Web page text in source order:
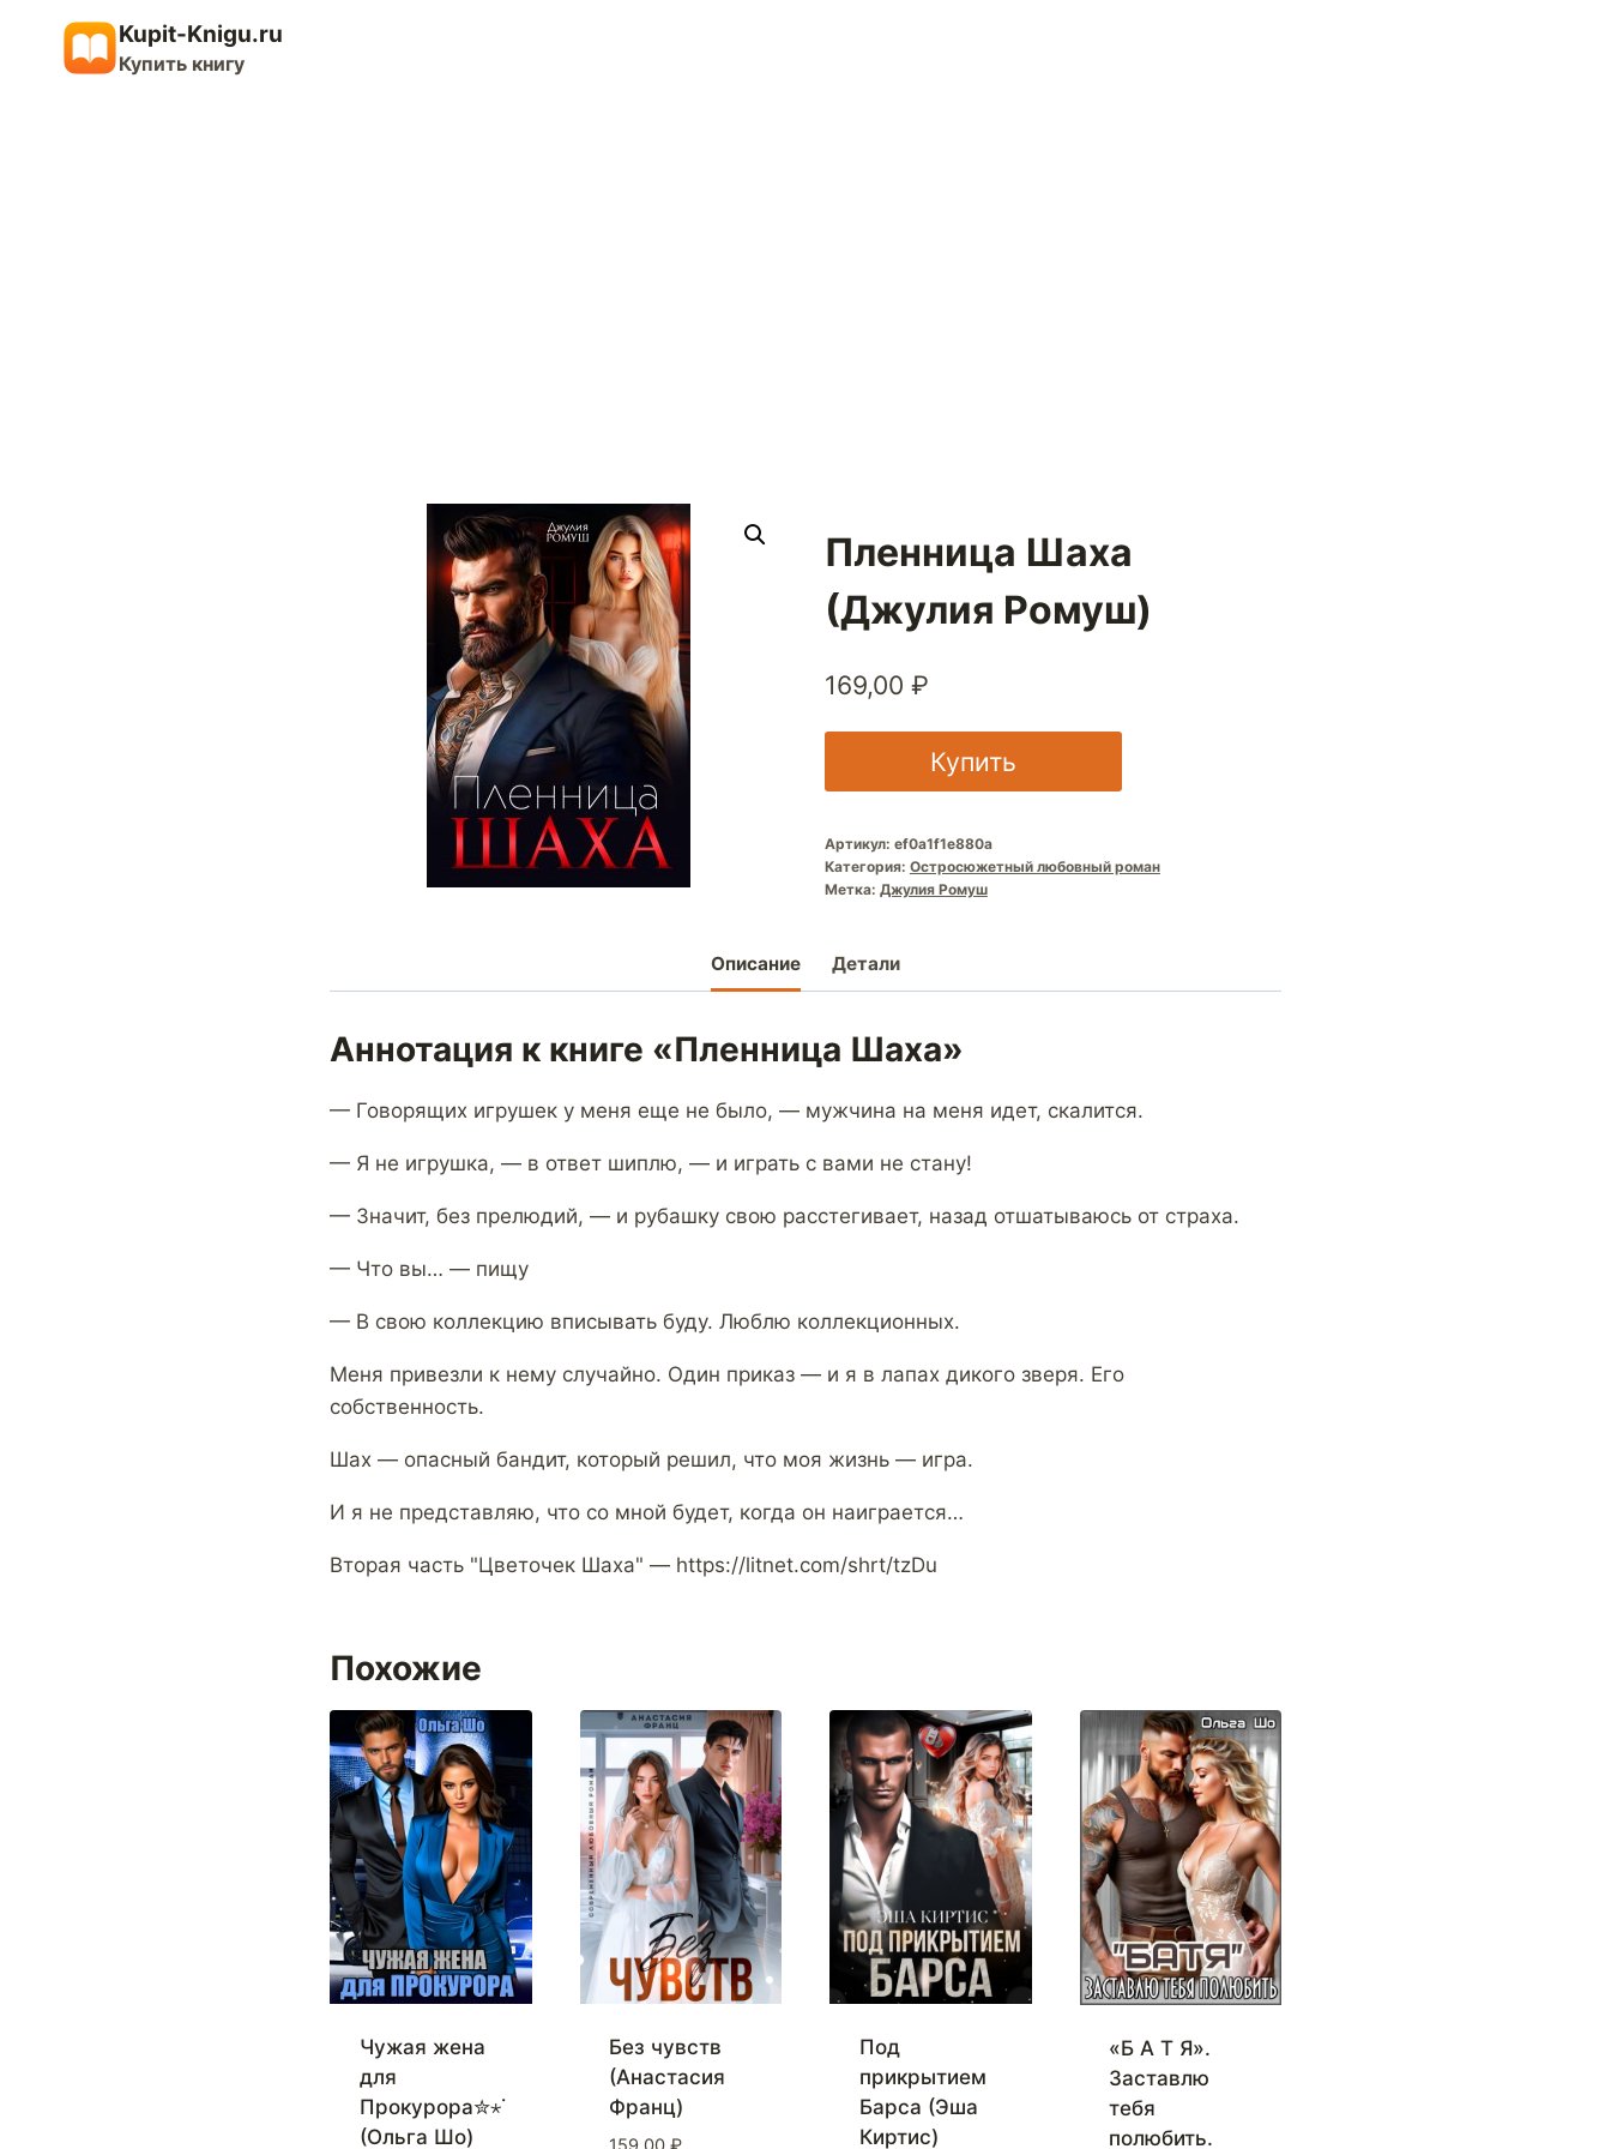
содержимому
Kupit-Knigu.ru
Купить книгу
Пленница Шаха
(Джулия Ромуш)
169,00 ₽
Купить
Артикул: ef0a1f1e880a
Категория: Остросюжетный любовный роман
Метка: Джулия Ромуш
Описание Детали
Аннотация к книге «Пленница Шаха»
— Говорящих игрушек у меня еще не было, — мужчина на меня идет, скалится.
— Я не игрушка, — в ответ шиплю, — и играть с вами не стану!
— Значит, без прелюдий, — и рубашку свою расстегивает, назад отшатываюсь от страха.
— Что вы… — пищу
— В свою коллекцию вписывать буду. Люблю коллекционных.
Меня привезли к нему случайно. Один приказ — и я в лапах дикого зверя. Его
собственность.
Шах — опасный бандит, который решил, что моя жизнь — игра.
И я не представляю, что со мной будет, когда он наиграется…
Вторая часть "Цветочек Шаха" — https://litnet.com/shrt/tzDu
Похожие
Чужая жена
для
Прокурора✮⋆˙
(Ольга Шо)
Без чувств
(Анастасия
Франц)
Под
прикрытием
Барса (Эша
Киртис)
«Б А Т Я».
Заставлю
тебя
полюбить.